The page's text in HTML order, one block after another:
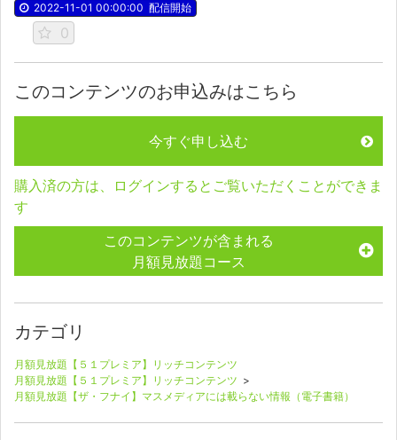
2022-11-01 00:00:00 配信開始
0
このコンテンツのお申込みはこちら
今すぐ申し込む
購入済の方は、ログインするとご覧いただくことができま
す
このコンテンツが含まれる
月額見放題コース
カテゴリ
月額見放題【５１プレミア】リッチコンテンツ
月額見放題【５１プレミア】リッチコンテンツ >
月額見放題【ザ・フナイ】マスメディアには載らない情報（電子書籍）